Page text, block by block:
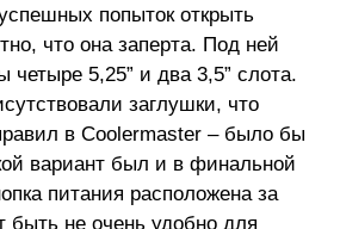
попыток открыть
что она заперта. Под ней
четыре 5,25” и два 3,5” слота.
заглушки, что
в Coolermaster – было бы
вариант был и в финальной
питания расположена за
быть не очень удобно для